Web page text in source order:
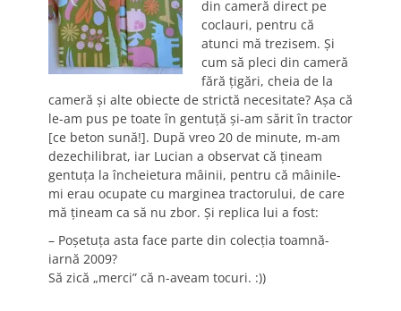
din cameră direct pe
coclauri, pentru că
atunci mă trezisem. Şi
cum să pleci din cameră
fără ţigări, cheia de la
cameră şi alte obiecte de strictă necesitate? Aşa că
le-am pus pe toate în gentuţă şi-am sărit în tractor
[ce beton sună!]. După vreo 20 de minute, m-am
dezechilibrat, iar Lucian a observat că ţineam
gentuţa la încheietura mâinii, pentru că mâinile-
mi erau ocupate cu marginea tractorului, de care
mă ţineam ca să nu zbor. Şi replica lui a fost:
– Poşetuţa asta face parte din colecţia toamnă-
iarnă 2009?
Să zică „merci” că n-aveam tocuri. :))